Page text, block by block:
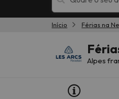
Férias na
Início Férias na
Alpes